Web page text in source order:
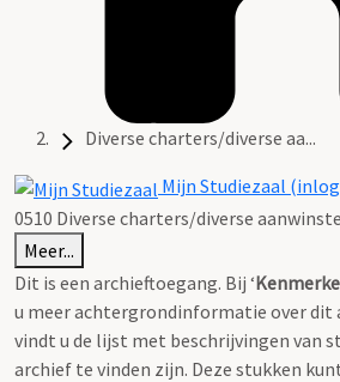
Diverse charters/diverse aa...
Mijn Studiezaal
0510 Diverse charters/diverse
Meer...
Dit is een archieftoegang. Bij ‘
u meer achtergrondinformatie over dit
vindt u de lijst met beschrijvingen van
archief te vinden zijn. Deze stukken